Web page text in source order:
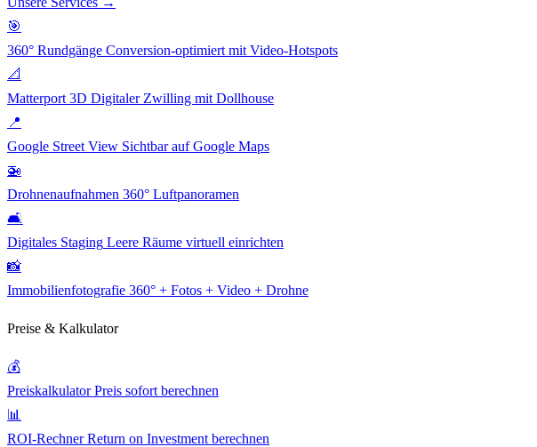
🎯
360° Rundgänge Conversion-optimiert mit Video-Hotspots
📐
Matterport 3D Digitaler Zwilling mit Dollhouse
📍
Google Street View Sichtbar auf Google Maps
🚁
Drohnenaufnahmen 360° Luftpanoramen
🛋️
Digitales Staging Leere Räume virtuell einrichten
📸
Immobilienfotografie 360° + Fotos + Video + Drohne
Preise & Kalkulator
💰
Preiskalkulator Preis sofort berechnen
📊
ROI-Rechner Return on Investment berechnen